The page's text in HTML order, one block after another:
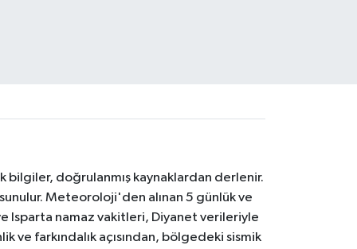
bilgiler, doğrulanmış kaynaklardan derlenir.
Meteoroloji'den alınan 5 günlük ve
Isparta namaz vakitleri, Diyanet verileriyle
ve farkındalık açısından, bölgedeki sismik